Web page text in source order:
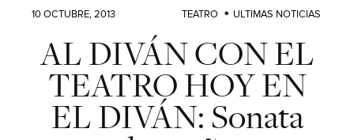
10 OCTUBRE, 2013 TEATRO ULTIMAS NOTICIAS
AL DIVÁN CON EL
TEATRO HOY EN
EL DIVÁN: Sonata